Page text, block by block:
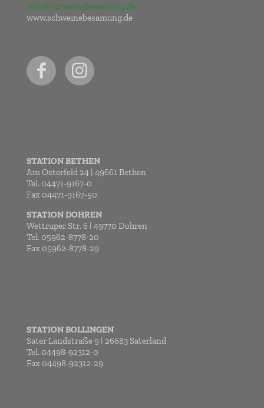
info@schweinebesamung.de
www.schweinebesamung.de
STATION BETHEN
Am Osterfeld 24 | 49661 Bethen
Tel. 04471-9167-0
Fax 04471-9167-50
STATION DOHREN
Wettruper Str. 6 | 49770 Dohren
Tel. 05962-8778-20
Fax 05962-8778-29
STATION BOLLINGEN
Sater Landstraße 9 | 26683 Saterland
Tel. 04498-92312-0
Fax 04498-92312-29